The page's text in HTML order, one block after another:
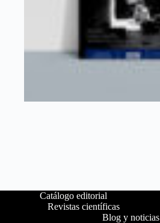
Catálogo editorial
Revistas científicas
Blog y noticias